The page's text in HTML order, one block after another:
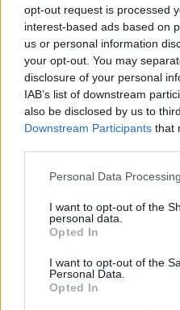
opt-out request is processed
interest-based ads based on
us or personal information
your opt-out. You may
disclosure of your personal
IAB’s list of downstream
also be disclosed by us to
Downstream Participants that
Please note that this website/
not limited to your visit or
grant or deny consent to
use your data for below
consent section.
Personal Data
I want to opt-out of the
personal data.
Opted In
I want to opt-out of the
Personal Data.
Opted In